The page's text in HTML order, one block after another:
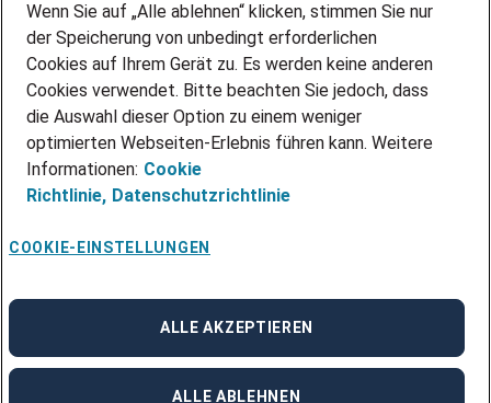
BLOG
PRESSE
KONTAKT
@Adecco 2026
IMPRESSUM
DATENSCHUTZ
NUTZUNGSBEDINGUNGEN
COOKIE-RICHTLINIEN
BESCHWERDESTELLE
linkedinFacebook
Instagram
Wenn Sie auf „Alle ablehnen“ klicken, stimmen Sie nur
der Speicherung von unbedingt erforderlichen
Cookies auf Ihrem Gerät zu. Es werden keine anderen
Cookies verwendet. Bitte beachten Sie jedoch, dass
die Auswahl dieser Option zu einem weniger
optimierten Webseiten-Erlebnis führen kann. Weitere
Informationen: Cookie
Richtlinie, Datenschutzrichtlinie
COOKIE-EINSTELLUNGEN
ALLE ABLEHNEN
ALLE AKZEPTIEREN